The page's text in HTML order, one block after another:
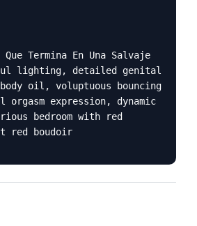
Termina En Una Salvaje
lighting, detailed genital
oil, voluptuous bouncing
expression, dynamic
bedroom with red
red boudoir